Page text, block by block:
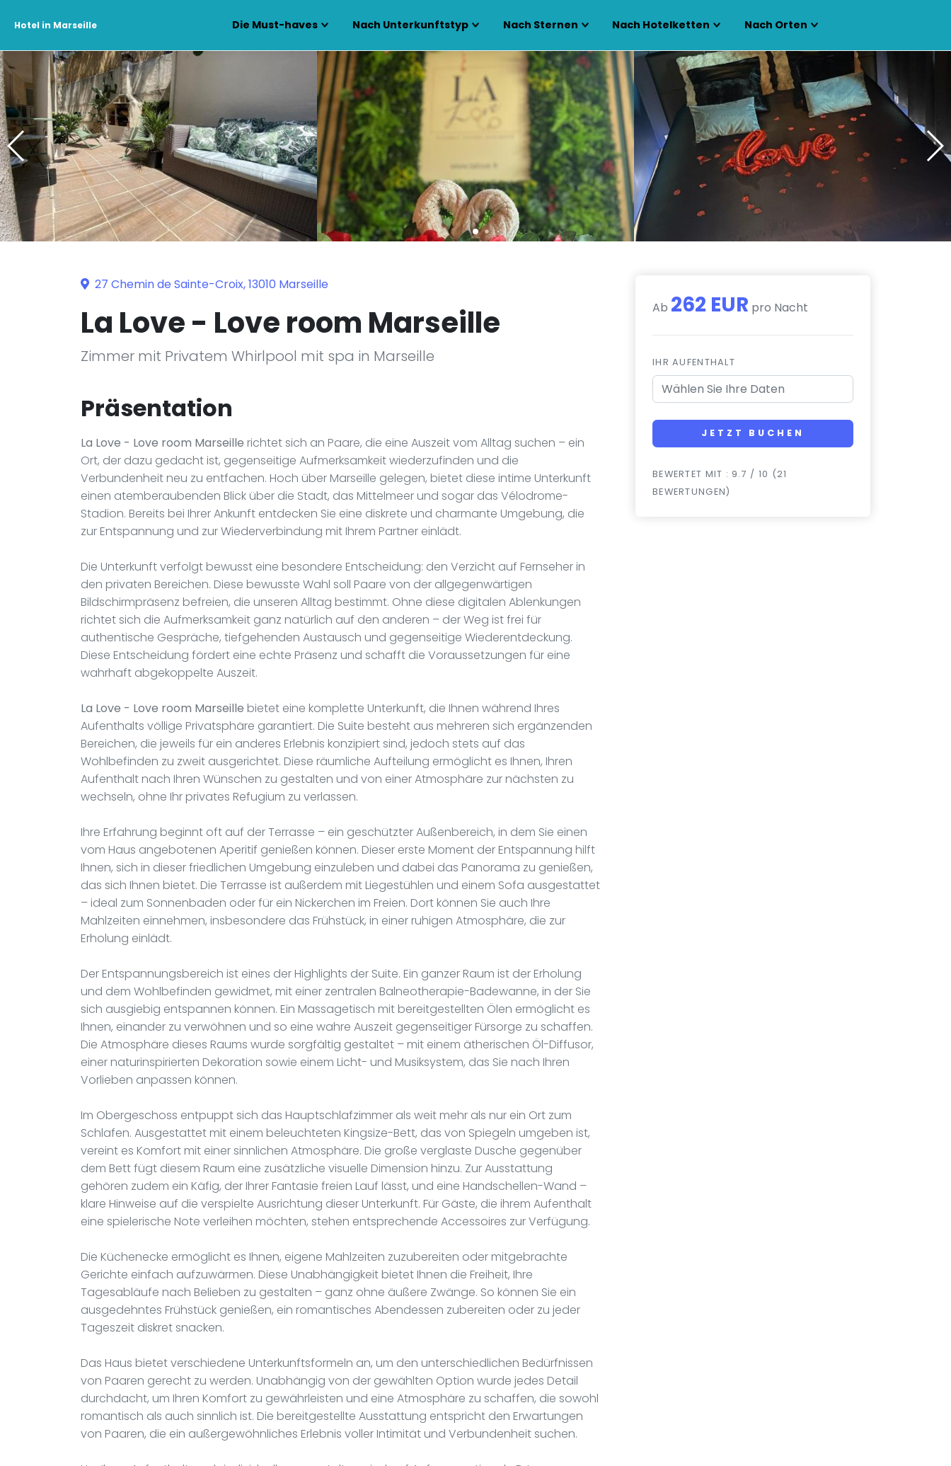
Hotel in Marseille Die Must-haves Nach Unterkunftstyp Nach Sternen Nach Hotelketten Nach Orten
27 Chemin de Sainte-Croix, 13010 Marseille
La Love - Love room Marseille
Zimmer mit Privatem Whirlpool mit spa in Marseille
Präsentation
La Love - Love room Marseille richtet sich an Paare, die eine Auszeit vom Alltag suchen – ein
Ort, der dazu gedacht ist, gegenseitige Aufmerksamkeit wiederzufinden und die
Verbundenheit neu zu entfachen. Hoch über Marseille gelegen, bietet diese intime Unterkunft
einen atemberaubenden Blick über die Stadt, das Mittelmeer und sogar das Vélodrome-
Stadion. Bereits bei Ihrer Ankunft entdecken Sie eine diskrete und charmante Umgebung, die
zur Entspannung und zur Wiederverbindung mit Ihrem Partner einlädt.
Die Unterkunft verfolgt bewusst eine besondere Entscheidung: den Verzicht auf Fernseher in
den privaten Bereichen. Diese bewusste Wahl soll Paare von der allgegenwärtigen
Bildschirmpräsenz befreien, die unseren Alltag bestimmt. Ohne diese digitalen Ablenkungen
richtet sich die Aufmerksamkeit ganz natürlich auf den anderen – der Weg ist frei für
authentische Gespräche, tiefgehenden Austausch und gegenseitige Wiederentdeckung.
Diese Entscheidung fördert eine echte Präsenz und schafft die Voraussetzungen für eine
wahrhaft abgekoppelte Auszeit.
La Love - Love room Marseille bietet eine komplette Unterkunft, die Ihnen während Ihres
Aufenthalts völlige Privatsphäre garantiert. Die Suite besteht aus mehreren sich ergänzenden
Bereichen, die jeweils für ein anderes Erlebnis konzipiert sind, jedoch stets auf das
Wohlbefinden zu zweit ausgerichtet. Diese räumliche Aufteilung ermöglicht es Ihnen, Ihren
Aufenthalt nach Ihren Wünschen zu gestalten und von einer Atmosphäre zur nächsten zu
wechseln, ohne Ihr privates Refugium zu verlassen.
Ihre Erfahrung beginnt oft auf der Terrasse – ein geschützter Außenbereich, in dem Sie einen
vom Haus angebotenen Aperitif genießen können. Dieser erste Moment der Entspannung hilft
Ihnen, sich in dieser friedlichen Umgebung einzuleben und dabei das Panorama zu genießen,
das sich Ihnen bietet. Die Terrasse ist außerdem mit Liegestühlen und einem Sofa ausgestattet
– ideal zum Sonnenbaden oder für ein Nickerchen im Freien. Dort können Sie auch Ihre
Mahlzeiten einnehmen, insbesondere das Frühstück, in einer ruhigen Atmosphäre, die zur
Erholung einlädt.
Der Entspannungsbereich ist eines der Highlights der Suite. Ein ganzer Raum ist der Erholung
und dem Wohlbefinden gewidmet, mit einer zentralen Balneotherapie-Badewanne, in der Sie
sich ausgiebig entspannen können. Ein Massagetisch mit bereitgestellten Ölen ermöglicht es
Ihnen, einander zu verwöhnen und so eine wahre Auszeit gegenseitiger Fürsorge zu schaffen.
Die Atmosphäre dieses Raums wurde sorgfältig gestaltet – mit einem ätherischen Öl-Diffusor,
einer naturinspirierten Dekoration sowie einem Licht- und Musiksystem, das Sie nach Ihren
Vorlieben anpassen können.
Im Obergeschoss entpuppt sich das Hauptschlafzimmer als weit mehr als nur ein Ort zum
Schlafen. Ausgestattet mit einem beleuchteten Kingsize-Bett, das von Spiegeln umgeben ist,
vereint es Komfort mit einer sinnlichen Atmosphäre. Die große verglaste Dusche gegenüber
dem Bett fügt diesem Raum eine zusätzliche visuelle Dimension hinzu. Zur Ausstattung
gehören zudem ein Käfig, der Ihrer Fantasie freien Lauf lässt, und eine Handschellen-Wand –
klare Hinweise auf die verspielte Ausrichtung dieser Unterkunft. Für Gäste, die ihrem Aufenthalt
eine spielerische Note verleihen möchten, stehen entsprechende Accessoires zur Verfügung.
Die Küchenecke ermöglicht es Ihnen, eigene Mahlzeiten zuzubereiten oder mitgebrachte
Gerichte einfach aufzuwärmen. Diese Unabhängigkeit bietet Ihnen die Freiheit, Ihre
Tagesabläufe nach Belieben zu gestalten – ganz ohne äußere Zwänge. So können Sie ein
ausgedehntes Frühstück genießen, ein romantisches Abendessen zubereiten oder zu jeder
Tageszeit diskret snacken.
Das Haus bietet verschiedene Unterkunftsformeln an, um den unterschiedlichen Bedürfnissen
von Paaren gerecht zu werden. Unabhängig von der gewählten Option wurde jedes Detail
durchdacht, um Ihren Komfort zu gewährleisten und eine Atmosphäre zu schaffen, die sowohl
romantisch als auch sinnlich ist. Die bereitgestellte Ausstattung entspricht den Erwartungen
von Paaren, die ein außergewöhnliches Erlebnis voller Intimität und Verbundenheit suchen.
Ab 262 EUR pro Nacht
IHR AUFENTHALT
JETZT BUCHEN
BEWERTET MIT : 9.7 / 10 (21
BEWERTUNGEN)